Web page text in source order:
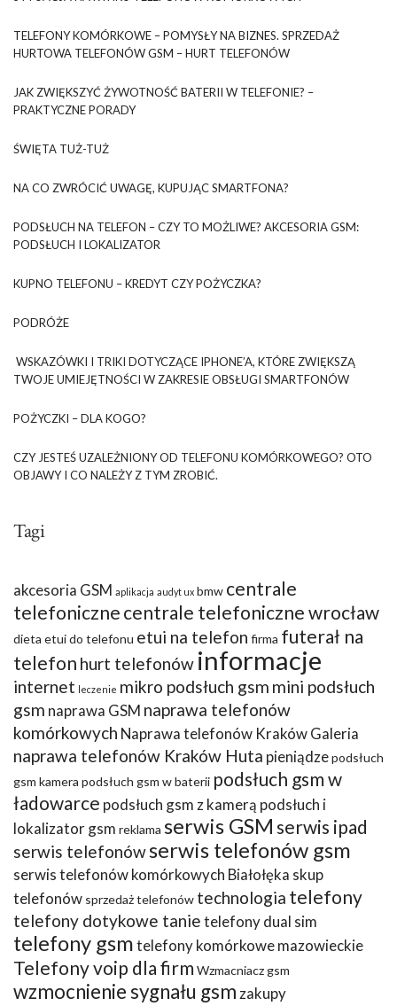
TELEFONY KOMÓRKOWE – POMYSŁY NA BIZNES. SPRZEDAŻ
HURTOWA TELEFONÓW GSM – HURT TELEFONÓW
JAK ZWIĘKSZYĆ ŻYWOTNOŚĆ BATERII W TELEFONIE? –
PRAKTYCZNE PORADY
ŚWIĘTA TUŻ-TUŻ
NA CO ZWRÓCIĆ UWAGĘ, KUPUJĄC SMARTFONA?
PODSŁUCH NA TELEFON – CZY TO MOŻLIWE? AKCESORIA GSM:
PODSŁUCH I LOKALIZATOR
KUPNO TELEFONU – KREDYT CZY POŻYCZKA?
PODRÓŻE
WSKAZÓWKI I TRIKI DOTYCZĄCE IPHONE’A, KTÓRE ZWIĘKSZĄ
TWOJE UMIEJĘTNOŚCI W ZAKRESIE OBSŁUGI SMARTFONÓW
POŻYCZKI – DLA KOGO?
CZY JESTEŚ UZALEŻNIONY OD TELEFONU KOMÓRKOWEGO? OTO
OBJAWY I CO NALEŻY Z TYM ZROBIĆ.
Tagi
akcesoria GSM aplikacja audyt ux bmw centrale
telefoniczne centrale telefoniczne wrocław
dieta etui do telefonu etui na telefon firma futerał na
telefon hurt telefonów informacje
internet leczenie mikro podsłuch gsm mini podsłuch
gsm naprawa GSM naprawa telefonów
komórkowych Naprawa telefonów Kraków Galeria
naprawa telefonów Kraków Huta pieniądzepodsłuch
gsm kamera podsłuch gsm w baterii podsłuch gsm w
ładowarce podsłuch gsm z kamerą podsłuch i
lokalizator gsm reklama serwis GSM serwis ipad
serwis telefonówserwis telefonów gsm
serwis telefonów komórkowych Białołęka skup
telefonów sprzedaż telefonów technologia telefony
telefony dotykowe tanietelefony dual sim
telefony gsmtelefony komórkowe mazowieckie
Telefony voip dla firm Wzmacniacz gsm
wzmocnienie sygnału gsm zakupy